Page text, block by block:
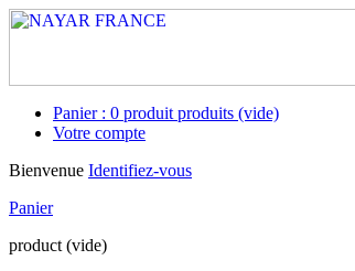
Panier : 0 produit produits (vide)
Votre compte
Bienvenue Identifiez-vous
Panier
product (vide)